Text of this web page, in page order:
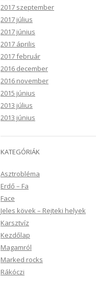
2017 szeptember
2017 július
2017 június
2017 április
2017 február
2016 december
2016 november
2015 június
2013 július
2013 június
KATEGÓRIÁK
Asztrobléma
Erdő – Fa
Face
Jeles kövek – Rejteki helyek
Karsztvíz
Kezdőlap
Magamról
Marked rocks
Rákóczi